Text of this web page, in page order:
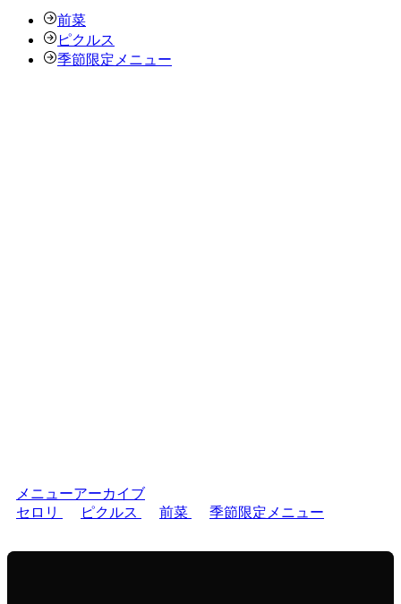
前菜
ピクルス
季節限定メニュー
メニューアーカイブ
セロリ
ピクルス 前菜 季節限定メニュー